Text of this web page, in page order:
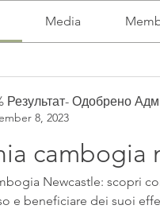
Media
Результат- Одобрено
8, 2023
cambogia
Newcastle: scopri
e beneficiare dei suoi